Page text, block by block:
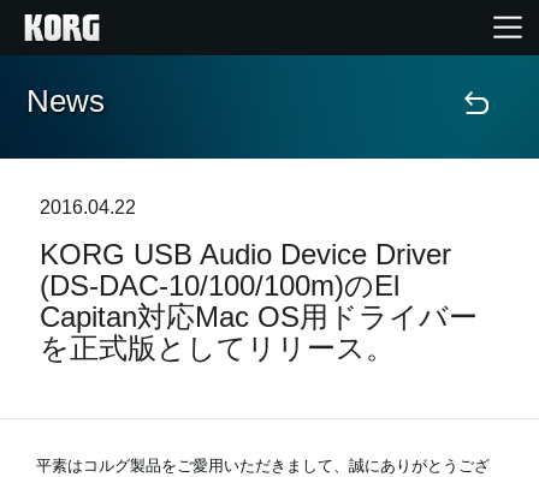
Home
Import Products
Features
Support
News
2016.04.22
KORG USB Audio Device Driver
(DS-DAC-10/100/100m)のEl
Capitan対応Mac OS用ドライバー
を正式版としてリリース。
平素はコルグ製品をご愛用いただきまして、誠にありがとうござ